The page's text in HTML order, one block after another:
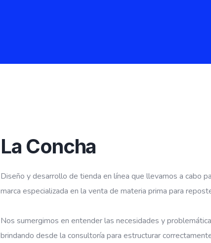
La Concha
Diseño y desarrollo de tienda en línea que llevamos a cabo
marca especializada en la venta de materia prima para
Nos sumergimos en entender las necesidades y
brindando desde la consultoría para estructurar